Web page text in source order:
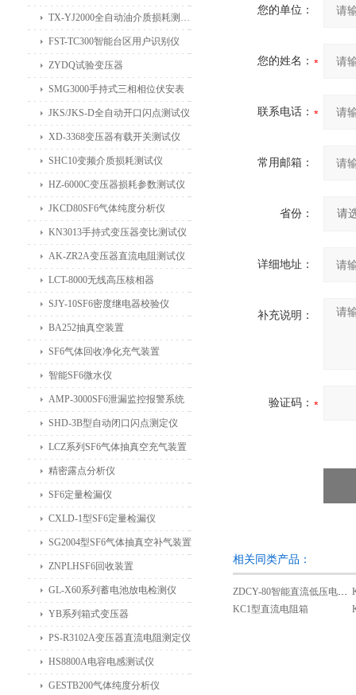
您的单位：
您的姓名：
联系电话：
常用邮箱：
省份：
详细地址：
补充说明：
验证码：
相关同类产品：
KC1型直流电阻箱
TX-YJ2000全自动油介质损耗测试仪
FST-TC300智能台区用户识别仪
ZYDQ试验变压器
SMG3000手持式三相相位伏安表
JKS/JKS-D全自动开口闪点测试仪
XD-3368变压器有载开关测试仪
SHC10变频介质损耗测试仪
HZ-6000C变压器损耗参数测试仪
JKCD80SF6气体纯度分析仪
KN3013手持式变压器变比测试仪
AK-ZR2A变压器直流电阻测试仪
LCT-8000无线高压核相器
SJY-10SF6密度继电器校验仪
BA252抽真空装置
SF6气体回收净化充气装置
智能SF6微水仪
AMP-3000SF6泄漏监控报警系统
SHD-3B型自动闭口闪点测定仪
LCZ系列SF6气体抽真空充气装置
精密露点分析仪
SF6定量检漏仪
CXLD-1型SF6定量检漏仪
SG2004型SF6气体抽真空补气装置
ZNPLHSF6回收装置
GL-X60系列蓄电池放电检测仪
YB系列箱式变压器
PS-R3102A变压器直流电阻测定仪
HS8800A电容电感测试仪
GESTB200气体纯度分析仪